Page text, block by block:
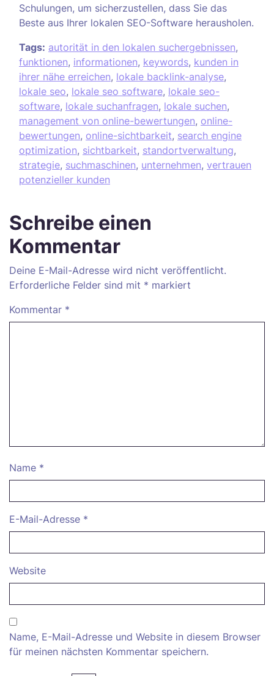
Schulungen, um sicherzustellen, dass Sie das
Beste aus Ihrer lokalen SEO-Software herausholen.
Tags: autorität in den lokalen suchergebnissen,
funktionen, informationen, keywords, kunden in
ihrer nähe erreichen, lokale backlink-analyse,
lokale seo, lokale seo software, lokale seo-
software, lokale suchanfragen, lokale suchen,
management von online-bewertungen, online-
bewertungen, online-sichtbarkeit, search engine
optimization, sichtbarkeit, standortverwaltung,
strategie, suchmaschinen, unternehmen, vertrauen
potenzieller kunden
Schreibe einen
Kommentar
Deine E-Mail-Adresse wird nicht veröffentlicht.
Erforderliche Felder sind mit * markiert
Kommentar *
Name *
E-Mail-Adresse *
Website
Name, E-Mail-Adresse und Website in diesem Browser
für meinen nächsten Kommentar speichern.